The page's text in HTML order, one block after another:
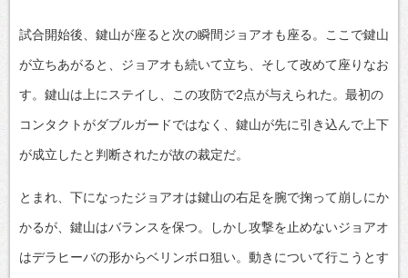
試合開始後、鍵山が座ると次の瞬間ジョアオも座る。ここで鍵山
が立ちあがると、ジョアオも続いて立ち、そして改めて座りなお
す。鍵山は上にステイし、この攻防で2点が与えられた。最初の
コンタクトがダブルガードではなく、鍵山が先に引き込んで上下
が成立したと判断されたが故の裁定だ。
とまれ、下になったジョアオは鍵山の右足を腕で掬って崩しにか
かるが、鍵山はバランスを保つ。しかし攻撃を止めないジョアオ
はデラヒーバの形からベリンボロ狙い。動きについて行こうとす